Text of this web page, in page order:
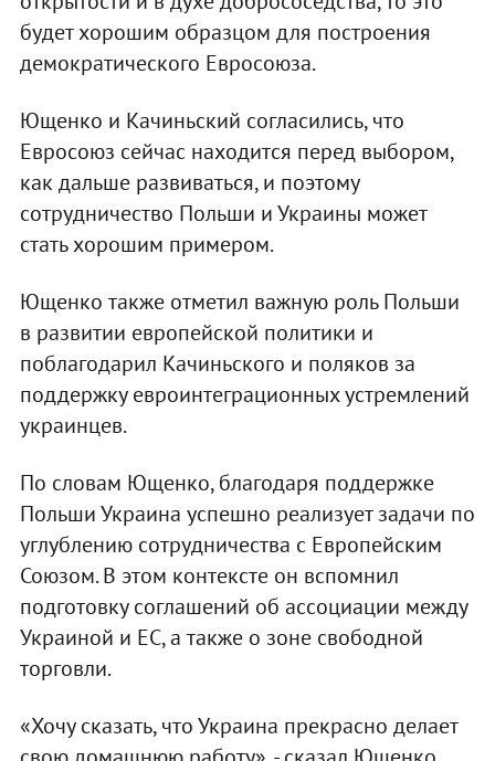
будет хорошим образцом для построения
демократического Евросоюза.
Ющенко и Качиньский согласились, что
Евросоюз сейчас находится перед выбором,
как дальше развиваться, и поэтому
сотрудничество Польши и Украины может
стать хорошим примером.
Ющенко также отметил важную роль Польши
в развитии европейской политики и
поблагодарил Качиньского и поляков за
поддержку евроинтеграционных устремлений
украинцев.
По словам Ющенко, благодаря поддержке
Польши Украина успешно реализует задачи по
углублению сотрудничества с Европейским
Союзом. В этом контексте он вспомнил
подготовку соглашений об ассоциации между
Украиной и ЕС, а также о зоне свободной
торговли.
«Хочу сказать, что Украина прекрасно делает